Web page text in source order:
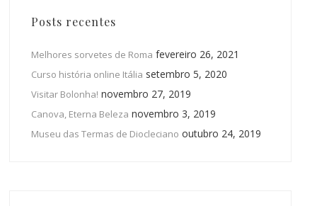
Posts recentes
Melhores sorvetes de Roma fevereiro 26, 2021
Curso história online Itália setembro 5, 2020
Visitar Bolonha! novembro 27, 2019
Canova, Eterna Beleza novembro 3, 2019
Museu das Termas de Diocleciano outubro 24, 2019